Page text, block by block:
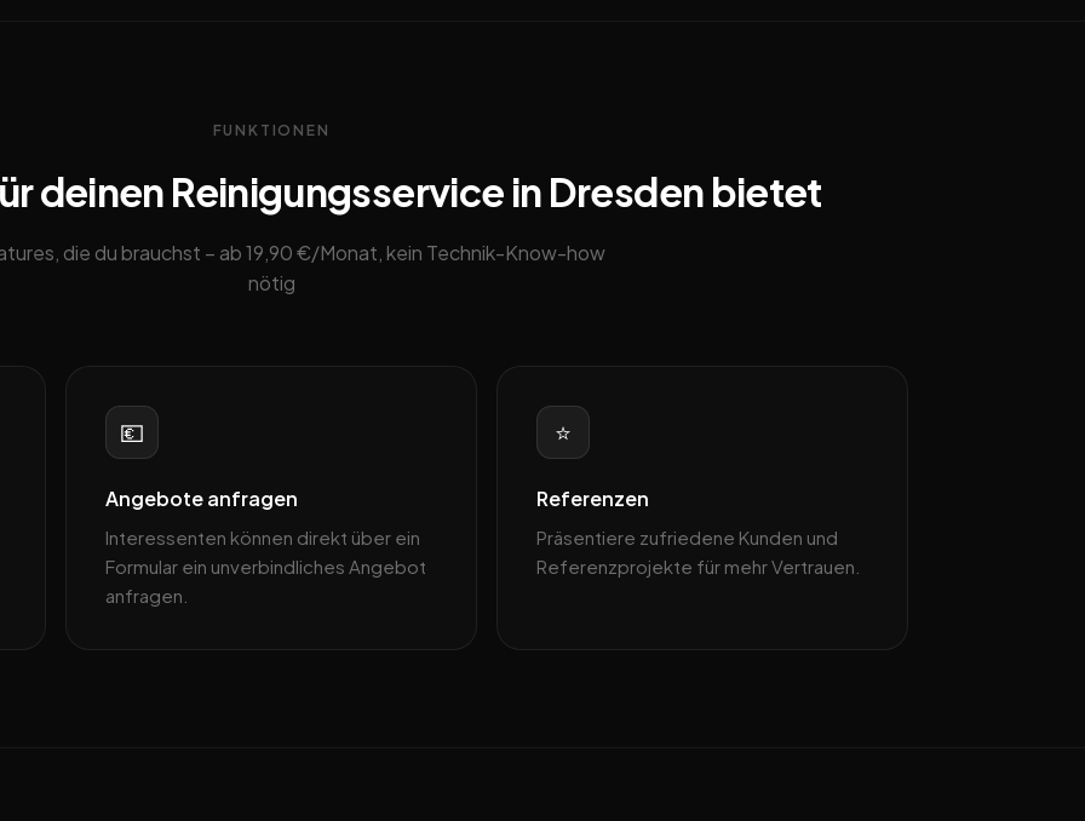
FUNKTIONEN
deinen Reinigungsservice in Dresden bietet
die du brauchst – ab 19,90 €/Monat, kein Technik-Know-how
nötig
💶
Angebote anfragen
Interessenten können direkt über ein
Formular ein unverbindliches Angebot
anfragen.
⭐
Referenzen
Präsentiere zufriedene Kunden und
Referenzprojekte für mehr Vertrauen.